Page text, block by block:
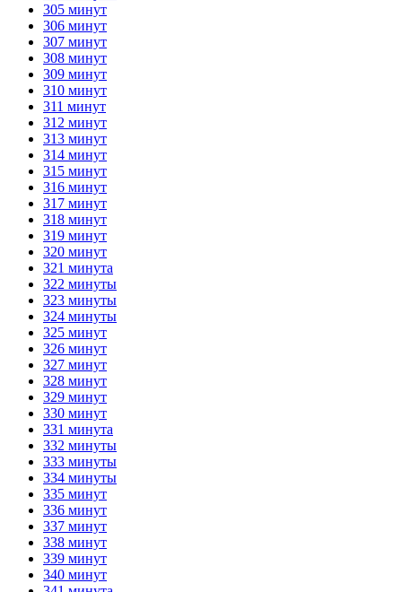
305 минут
306 минут
307 минут
308 минут
309 минут
310 минут
311 минут
312 минут
313 минут
314 минут
315 минут
316 минут
317 минут
318 минут
319 минут
320 минут
321 минута
322 минуты
323 минуты
324 минуты
325 минут
326 минут
327 минут
328 минут
329 минут
330 минут
331 минута
332 минуты
333 минуты
334 минуты
335 минут
336 минут
337 минут
338 минут
339 минут
340 минут